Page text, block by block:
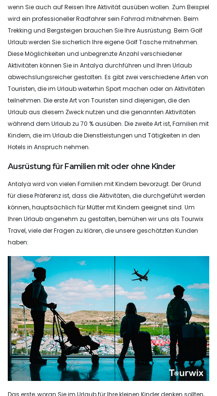
wenn Sie auch auf Reisen Ihre Aktivität ausüben wollen. Zum Beispiel
wird ein professioneller Radfahrer sein Fahrrad mitnehmen. Beim
Trekking und Bergsteigen brauchen Sie Ihre Ausrüstung. Beim Golf
Urlaub werden Sie sicherlich Ihre eigene Golf Tasche mitnehmen.
Diese Möglichkeiten und unbegrenzte Anzahl verschiedener
Aktivitäten können Sie in Antalya durchführen und Ihren Urlaub
abwechslungsreicher gestalten. Es gibt zwei verschiedene Arten von
Touristen, die im Urlaub weiterhin Sport machen oder an Aktivitäten
teilnehmen. Die erste Art von Touristen sind diejenigen, die den
Urlaub aus diesem Zweck nutzen und die genannten Aktivitäten
während dem Urlaub zu 70 % ausüben. Die zweite Art ist, Familien mit
Kindern, die im Urlaub die Dienstleistungen und Tätigkeiten in den
Hotels in Anspruch nehmen.
Ausrüstung für Familien mit oder ohne Kinder
Antalya wird von vielen Familien mit Kindern bevorzugt. Der Grund
für diese Präferenz ist, dass die Aktivitäten, die durchgeführt werden
können, hauptsächlich für Mütter mit Kindern geeignet sind. Um
Ihren Urlaub angenehm zu gestalten, bemühen wir uns als Tourwix
Travel, viele der Fragen zu klären, die unsere geschätzten Kunden
haben: